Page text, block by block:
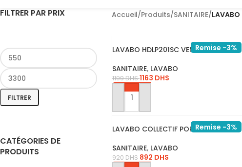
FILTRER PAR PRIX
FILTRER
CATÉGORIES DE
PRODUITS
Accueil/Produits/SANITAIRE/LAVABO
Remise -3%
LAVABO HDLP201SC VENISE SEMI …
SANITAIRE, LAVABO
1199DHS1163 DHS
AJOUTER AU PANIER
Remise -3%
LAVABO COLLECTIF PORCHER
SANITAIRE, LAVABO
920DHS 892 DHS